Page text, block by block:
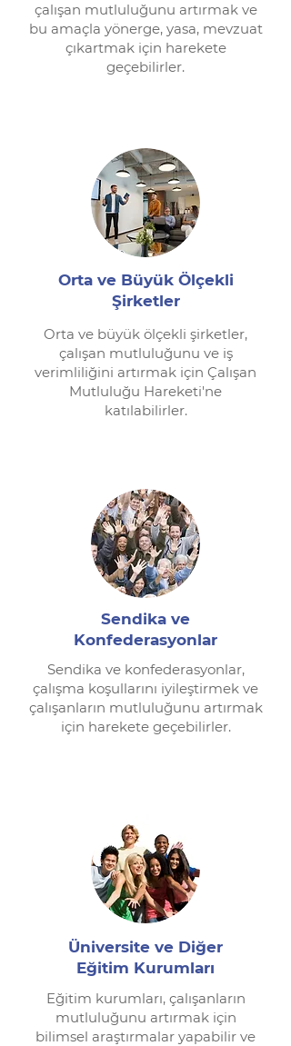
çalışan mutluluğunu artırmak ve
bu amaçla yönerge, yasa, mevzuat
çıkartmak için harekete
geçebilirler.
Orta ve Büyük Ölçekli
Şirketler
Orta ve büyük ölçekli şirketler,
çalışan mutluluğunu ve iş
verimliliğini artırmak için Çalışan
Mutluluğu Hareketi'ne
katılabilirler.
Sendika ve
Konfederasyonlar
Sendika ve konfederasyonlar,
çalışma koşullarını iyileştirmek ve
çalışanların mutluluğunu artırmak
için harekete geçebilirler.
Üniversite ve Diğer
Eğitim Kurumları
Eğitim kurumları, çalışanların
mutluluğunu artırmak için
bilimsel araştırmalar yapabilir ve